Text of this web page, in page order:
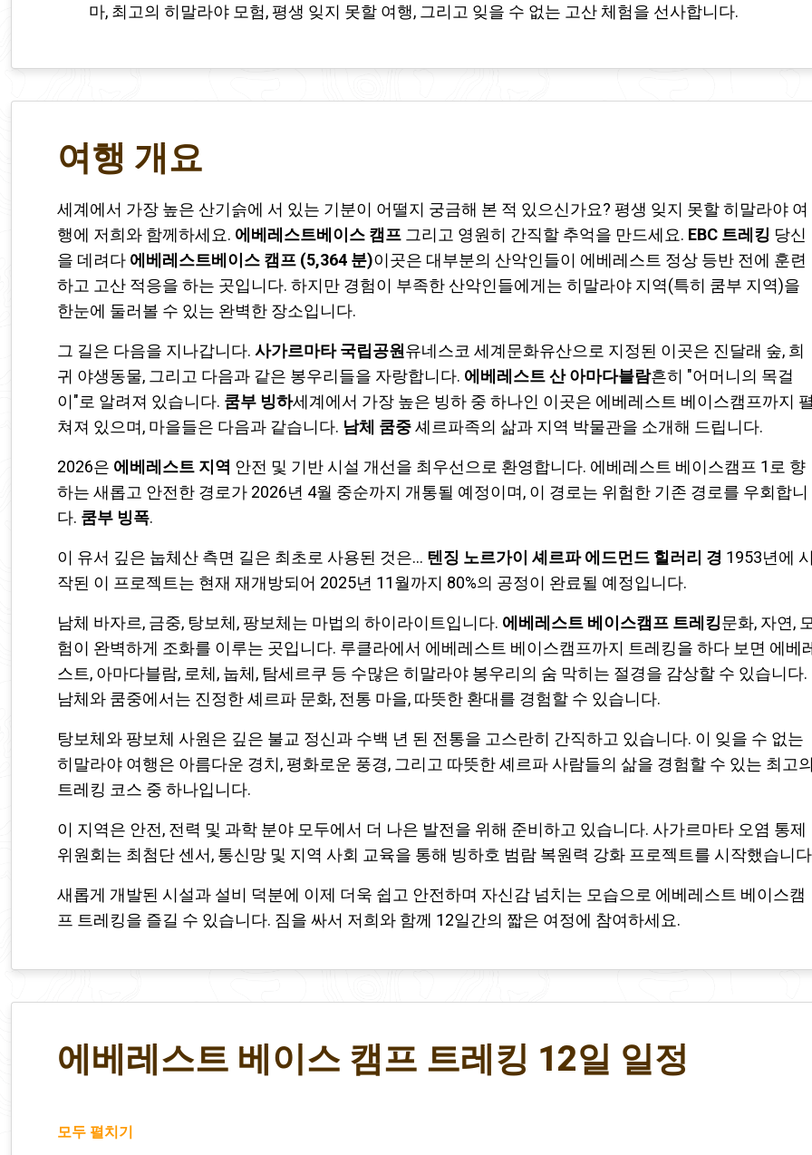
마, 최고의 히말라야 모험, 평생 잊지 못할 여행, 그리고 잊을 수 없는 고산 체험을 선사합니다.
여행 개요
세계에서 가장 높은 산기슭에 서 있는 기분이 어떨지 궁금해 본 적 있으신가요? 평생 잊지 못할 히말라야 여
행에 저희와 함께하세요. 에베레스트베이스 캠프 그리고 영원히 간직할 추억을 만드세요. EBC 트레킹 당신
을 데려다 에베레스트베이스 캠프 (5,364 분)이곳은 대부분의 산악인들이 에베레스트 정상 등반 전에 훈련
하고 고산 적응을 하는 곳입니다. 하지만 경험이 부족한 산악인들에게는 히말라야 지역(특히 쿰부 지역)을
한눈에 둘러볼 수 있는 완벽한 장소입니다.
그 길은 다음을 지나갑니다. 사가르마타 국립공원유네스코 세계문화유산으로 지정된 이곳은 진달래 숲, 희
귀 야생동물, 그리고 다음과 같은 봉우리들을 자랑합니다. 에베레스트 산 아마다블람흔히 "어머니의 목걸
이"로 알려져 있습니다. 쿰부 빙하세계에서 가장 높은 빙하 중 하나인 이곳은 에베레스트 베이스캠프까지
쳐져 있으며, 마을들은 다음과 같습니다. 남체 쿰중셰르파족의 삶과 지역 박물관을 소개해 드립니다.
2026은 에베레스트 지역 안전 및 기반 시설 개선을 최우선으로 환영합니다. 에베레스트 베이스캠프 1로 향
하는 새롭고 안전한 경로가 2026년 4월 중순까지 개통될 예정이며, 이 경로는 위험한 기존 경로를 우회합니
다. 쿰부 빙폭.
이 유서 깊은 눕체산 측면 길은 최초로 사용된 것은... 텐징 노르가이 셰르파 에드먼드 힐러리 경 1953년에
작된 이 프로젝트는 현재 재개방되어 2025년 11월까지 80%의 공정이 완료될 예정입니다.
남체 바자르, 금중, 탕보체, 팡보체는 마법의 하이라이트입니다. 에베레스트 베이스캠프 트레킹문화, 자연,
험이 완벽하게 조화를 이루는 곳입니다. 루클라에서 에베레스트 베이스캠프까지 트레킹을 하다 보면 에베
스트, 아마다블람, 로체, 눕체, 탐세르쿠 등 수많은 히말라야 봉우리의 숨 막히는 절경을 감상할 수 있습니다.
남체와 쿰중에서는 진정한 셰르파 문화, 전통 마을, 따뜻한 환대를 경험할 수 있습니다.
탕보체와 팡보체 사원은 깊은 불교 정신과 수백 년 된 전통을 고스란히 간직하고 있습니다. 이 잊을 수 없는
히말라야 여행은 아름다운 경치, 평화로운 풍경, 그리고 따뜻한 셰르파 사람들의 삶을 경험할 수 있는 최고
트레킹 코스 중 하나입니다.
이 지역은 안전, 전력 및 과학 분야 모두에서 더 나은 발전을 위해 준비하고 있습니다. 사가르마타 오염 통제
위원회는 최첨단 센서, 통신망 및 지역 사회 교육을 통해 빙하호 범람 복원력 강화 프로젝트를 시작했습니
새롭게 개발된 시설과 설비 덕분에 이제 더욱 쉽고 안전하며 자신감 넘치는 모습으로 에베레스트 베이스캠
프 트레킹을 즐길 수 있습니다. 짐을 싸서 저희와 함께 12일간의 짧은 여정에 참여하세요.
에베레스트 베이스 캠프 트레킹 12일 일정
모두 펼치기